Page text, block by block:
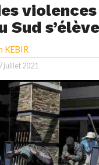
violences
Sud
KEBIR
juillet 2021